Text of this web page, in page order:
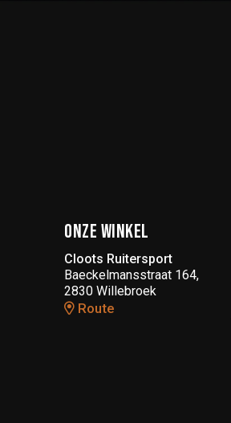
Onze winkel
Cloots Ruitersport
Baeckelmansstraat 164,
2830 Willebroek
Route